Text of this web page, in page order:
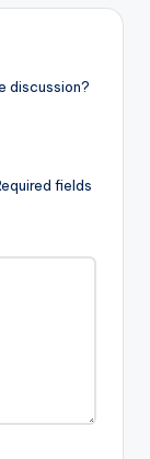
discussion?
fields